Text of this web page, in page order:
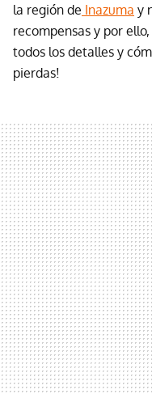
la región de Inazuma y
recompensas y por
todos los detalles y
pierdas!